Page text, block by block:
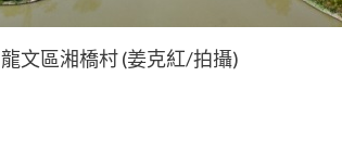
龍文區湘橋村 (姜克紅/拍攝)